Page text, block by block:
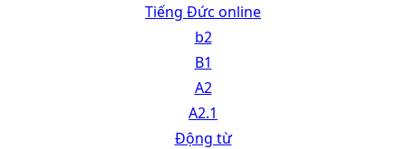
Tiếng Đức online
b2
B1
A2
A2.1
Động từ